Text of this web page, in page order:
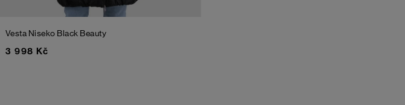
Vesta Niseko Black Beauty
3 998 Kč